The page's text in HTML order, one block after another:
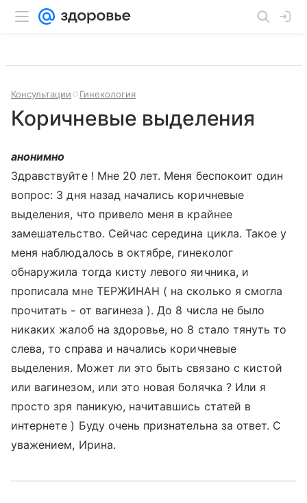
Консультации Гинекология
Коричневые выделения
анонимно
Здравствуйте ! Мне 20 лет. Меня беспокоит один
вопрос: 3 дня назад начались коричневые
выделения, что привело меня в крайнее
замешательство. Сейчас середина цикла. Такое у
меня наблюдалось в октябре, гинеколог
обнаружила тогда кисту левого яичника, и
прописала мне ТЕРЖИНАН ( на сколько я смогла
прочитать - от вагинеза ). До 8 числа не было
никаких жалоб на здоровье, но 8 стало тянуть то
слева, то справа и начались коричневые
выделения. Может ли это быть связано с кистой
или вагинезом, или это новая болячка ? Или я
просто зря паникую, начитавшись статей в
интернете ) Буду очень признательна за ответ. С
уважением, Ирина.